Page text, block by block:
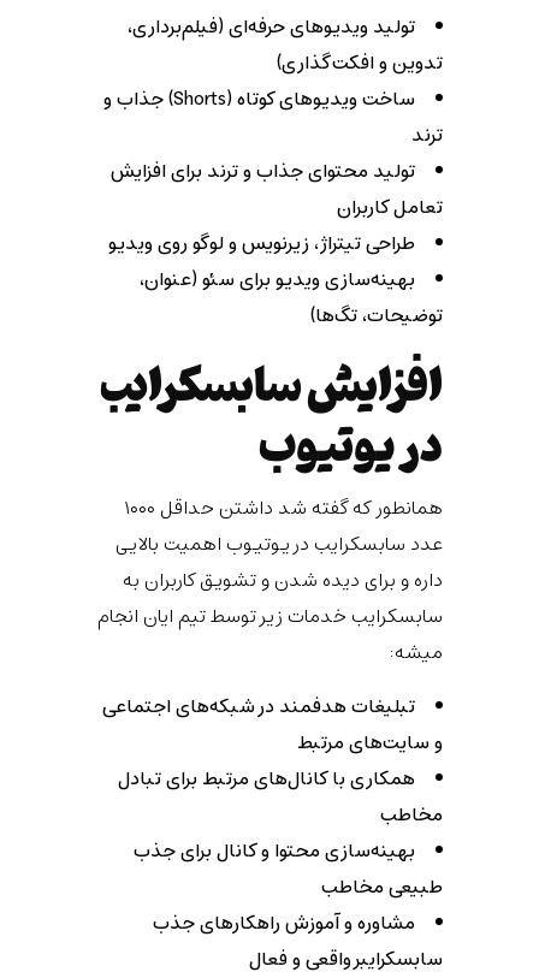
تولید ویدیوهای حرفه‌ای (فیلم‌برداری،
تدوین و افکت‌گذاری)
ساخت ویدیوهای کوتاه (Shorts) جذاب و
ترند
تولید محتوای جذاب و ترند برای افزایش
تعامل کاربران
طراحی تیتراژ، زیرنویس و لوگو روی ویدیو
بهینه‌سازی ویدیو برای سئو (عنوان،
توضیحات، تگ‌ها)
افزایش سابسکرایب
در یوتیوب
همانطور که گفته شد داشتن حداقل ۱۰۰۰
عدد سابسکرایب در یوتیوب اهمیت بالایی
داره و برای دیده شدن و تشویق کاربران به
سابسکرایب خدمات زیر توسط تیم ایان انجام
میشه:
تبلیغات هدفمند در شبکه‌های اجتماعی
و سایت‌های مرتبط
همکاری با کانال‌های مرتبط برای تبادل
مخاطب
بهینه‌سازی محتوا و کانال برای جذب
طبیعی مخاطب
مشاوره و آموزش راهکارهای جذب
سابسکرایبر واقعی و فعال